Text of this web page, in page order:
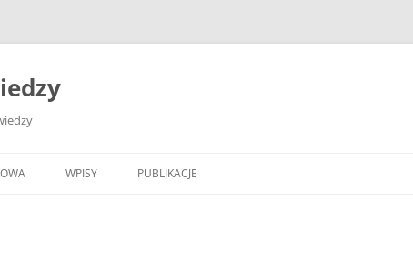
WPISY PUBLIKACJE